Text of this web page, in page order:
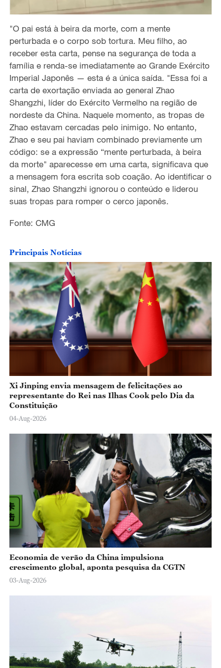
"O pai está à beira da morte, com a mente
perturbada e o corpo sob tortura. Meu filho, ao
receber esta carta, pense na segurança de toda a
família e renda-se imediatamente ao Grande Exército
Imperial Japonês — esta é a única saída. "​Essa foi a
carta de exortação enviada ao general Zhao
Shangzhi, líder do Exército Vermelho na região de
nordeste da China. Naquele momento, as tropas de
Zhao estavam cercadas pelo inimigo. No entanto,
Zhao e seu pai haviam combinado previamente um
código: se a expressão “mente perturbada, à beira
da morte" aparecesse em uma carta, significava que
a mensagem fora escrita sob coação. Ao identificar o
sinal, Zhao Shangzhi ignorou o conteúdo e liderou
suas tropas para romper o cerco japonês.
Fonte: CMG
Principais Notícias
Xi Jinping envia mensagem de felicitações ao
representante do Rei nas Ilhas Cook pelo Dia da
Constituição
04-Aug-2026
Economia de verão da China impulsiona
crescimento global, aponta pesquisa da CGTN
03-Aug-2026